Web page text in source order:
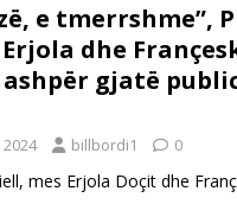
e tmerrshme”,
dhe
ashpër gjatë
billbordi1 0
mes Erjola Doçit dhe